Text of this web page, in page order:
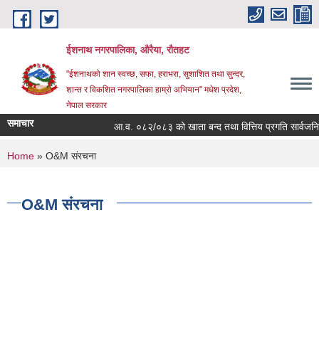
Skip to main content
ईशनाथ नगरपालिका, औरैया, रौतहट
"ईशनाथको शान स्वच्छ, सफा, हराभरा, सुशाशित तथा सुन्दर,
शान्त र विकशित नगरपालिका हाम्रो अभियान" मधेश प्रदेश,
नेपाल सरकार
समाचार आ.व. ०८२/०८३ को खाता बन्द तथा वित्तिय प्रगति
You are here
Home » O&M संरचना
O&M संरचना